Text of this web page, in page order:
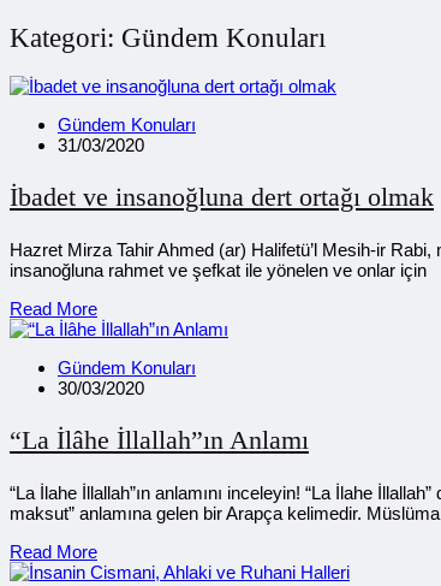
Kategori: Gündem Konuları
Gündem Konuları
31/03/2020
İbadet ve insanoğluna dert ortağı olmak
Hazret Mirza Tahir Ahmed (ar) Halifetü’l Mesih-ir Rabi,
insanoğluna rahmet ve şefkat ile yönelen ve onlar için
Read More
Gündem Konuları
30/03/2020
“La İlâhe İllallah”ın Anlamı
“La İlahe İllallah”ın anlamını inceleyin! “La İlahe
maksut” anlamına gelen bir Arapça kelimedir.
Read More